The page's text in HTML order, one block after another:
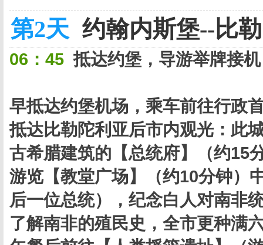
第2天 约翰内斯堡--比
06：45抵达约堡，导游举牌接机
早抵达约堡机场，乘车前往行政
抵达比勒陀利亚后市内观光：此
古希腊建筑的【总统府】（约15
游览【教堂广场】（约10分钟）
后一位总统），纪念白人对南非
了解南非的殖民史，全市更种满